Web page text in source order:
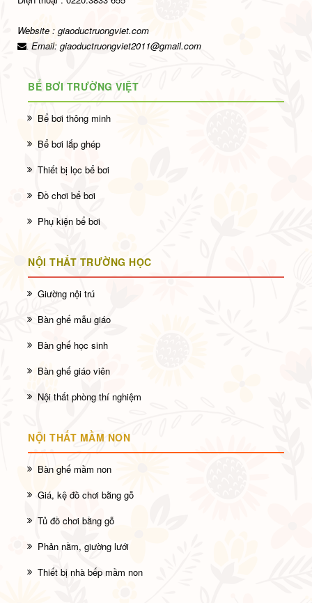
Website : giaoductruongviet.com
Email: giaoductruongviet2011@gmail.com
BỂ BƠI TRƯỜNG VIỆT
Bể bơi thông minh
Bể bơi lắp ghép
Thiết bị lọc bể bơi
Đồ chơi bể bơi
Phụ kiện bể bơi
NỘI THẤT TRƯỜNG HỌC
Giường nội trú
Bàn ghế mẫu giáo
Bàn ghế học sinh
Bàn ghế giáo viên
Nội thất phòng thí nghiệm
NỘI THẤT MẦM NON
Bàn ghế mầm non
Giá, kệ đồ chơi bằng gỗ
Tủ đồ chơi bằng gỗ
Phản nằm, giường lưới
Thiết bị nhà bếp mầm non